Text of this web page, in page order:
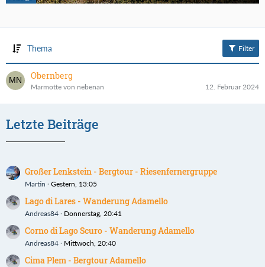
Thema Filter
Obernberg
Marmotte von nebenan 12. Februar 2024
Letzte Beiträge
Großer Lenkstein - Bergtour - Riesenfernergruppe
Martin Gestern, 13:05
Lago di Lares - Wanderung Adamello
Andreas84 Donnerstag, 20:41
Corno di Lago Scuro - Wanderung Adamello
Andreas84 Mittwoch, 20:40
Cima Plem - Bergtour Adamello